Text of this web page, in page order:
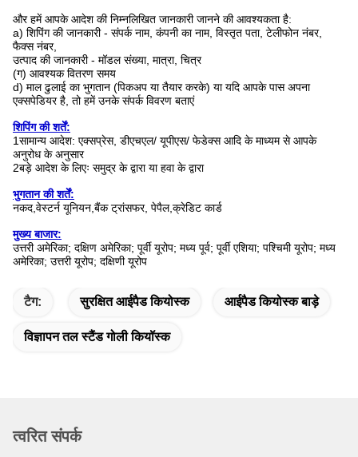
और हमें आपके आदेश की निम्नलिखित जानकारी जानने की आवश्यकता है:
a) शिपिंग की जानकारी - संपर्क नाम, कंपनी का नाम, विस्तृत पता, टेलीफोन नंबर,
फैक्स नंबर,
उत्पाद की जानकारी - मॉडल संख्या, मात्रा, चित्र
(ग) आवश्यक वितरण समय
d) माल ढुलाई का भुगतान (पिकअप या तैयार करके) या यदि आपके पास अपना
एक्सपेडियर है, तो हमें उनके संपर्क विवरण बताएं
शिपिंग की शर्तें:
1सामान्य आदेश: एक्सप्रेस, डीएचएल/ यूपीएस/ फेडेक्स आदि के माध्यम से आपके
अनुरोध के अनुसार
2बड़े आदेश के लिएः समुद्र के द्वारा या हवा के द्वारा
भुगतान की शर्तें:
नकद,वेस्टर्न यूनियन,बैंक ट्रांसफर, पेपैल,क्रेडिट कार्ड
मुख्य बाजार:
उत्तरी अमेरिका; दक्षिण अमेरिका; पूर्वी यूरोप; मध्य पूर्व; पूर्वी एशिया; पश्चिमी यूरोप; मध्य
अमेरिका; उत्तरी यूरोप; दक्षिणी यूरोप
टैग: सुरक्षित आईपैड कियोस्क आईपैड कियोस्क बाड़े
विज्ञापन तल स्टैंड गोली कियॉस्क
त्वरित संपर्क